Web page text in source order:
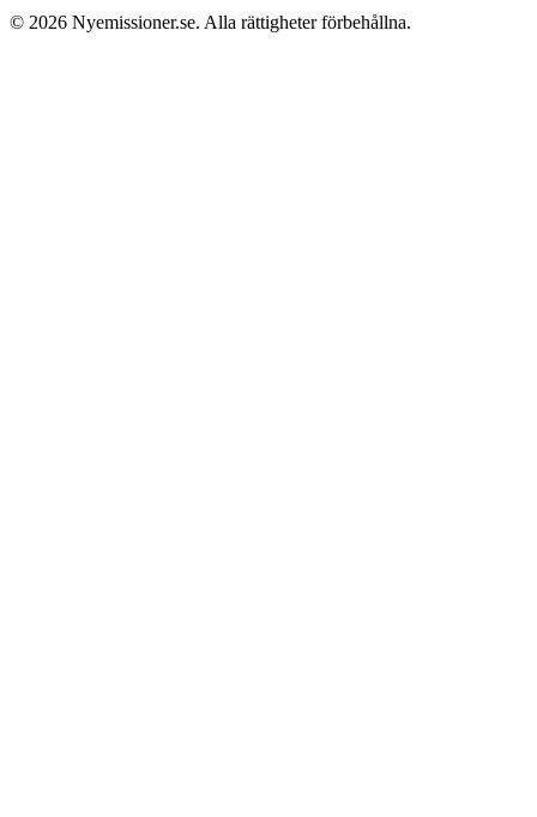
© 2026 Nyemissioner.se. Alla rättigheter förbehållna.